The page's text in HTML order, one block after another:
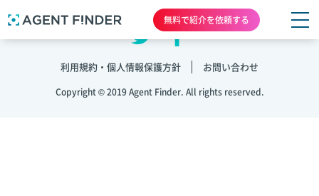
無料で紹介を依頼する
利用規約・個人情報保護方針 お問い合わせ
Copyright © 2019 Agent Finder. All rights reserved.